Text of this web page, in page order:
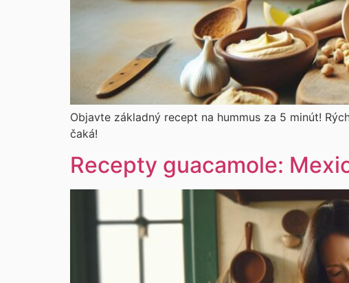
Objavte základný recept na hummus za 5 minút!
čaká!
Recepty guacamole: